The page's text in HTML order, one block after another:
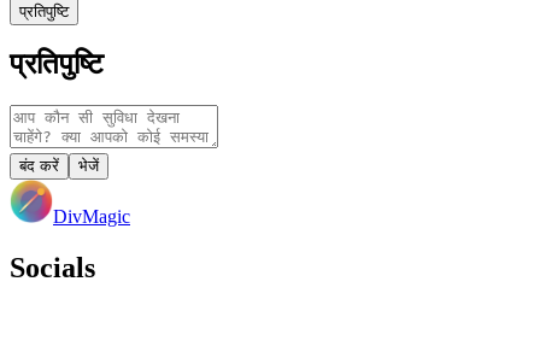
प्रतिपुष्टि
प्रतिपुष्टि
बंद करें भेजें
DivMagic
Socials